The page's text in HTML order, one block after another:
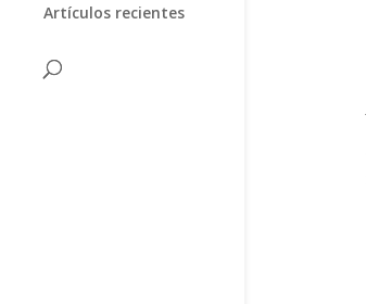
Artículos recientes